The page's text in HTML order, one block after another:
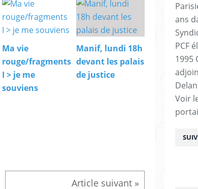
Ma vie
rouge/fragments
I > je me
souviens
Manif, lundi 18h
devant les palais
de justice
ans
PCF
1995
Voir